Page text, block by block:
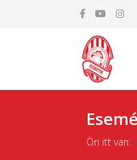
Ön itt van: